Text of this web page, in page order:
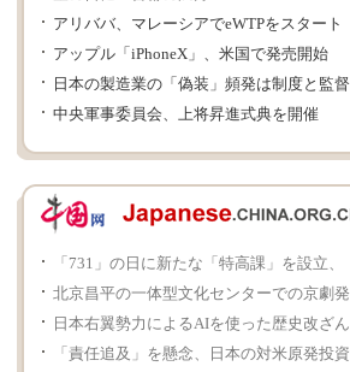
アリババ、マレーシアでeWTPをスタート
アップル「iPhoneX」、米国で発売開始
日本の製造業の「偽装」頻発は制度と監督
管理の弱点を露呈——愛知大学の李博客員
中央軍事委員会、上将昇進式典を開催